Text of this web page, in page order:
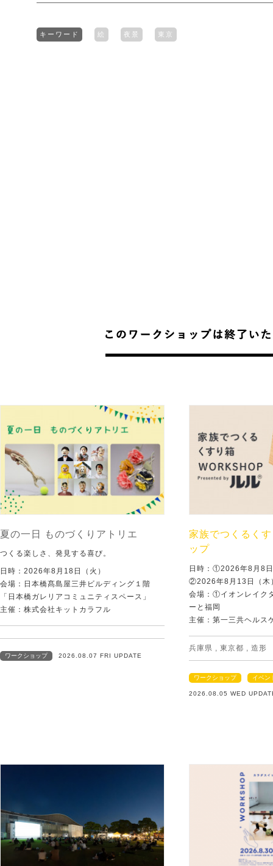
キーワード 絵 夜景 東京
夏の一日 ものづくりアトリエ
つくる楽しさ、発見する喜び。
日時：2026年8月18日（火）
会場：日本橋髙島屋三井ビルディング１階
「日本橋ガレリアコミュニティスペース」
主催：株式会社キットカラフル
ワークショップ 2026.08.07 FRI UPDATE
家族でつくるく
ップ
日時：①2026年8月8
②2026年8月13日（木
会場：①イオンレイ
ーと福岡
主催：第一三共ヘルス
兵庫県 東京都 造形
ワークショップ イベン
2026.08.05 WED